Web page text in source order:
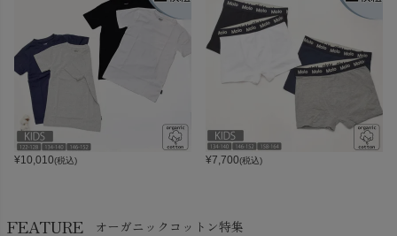
¥10,010(税込) ¥7,700(税込)
FEATURE オーガニックコットン特集